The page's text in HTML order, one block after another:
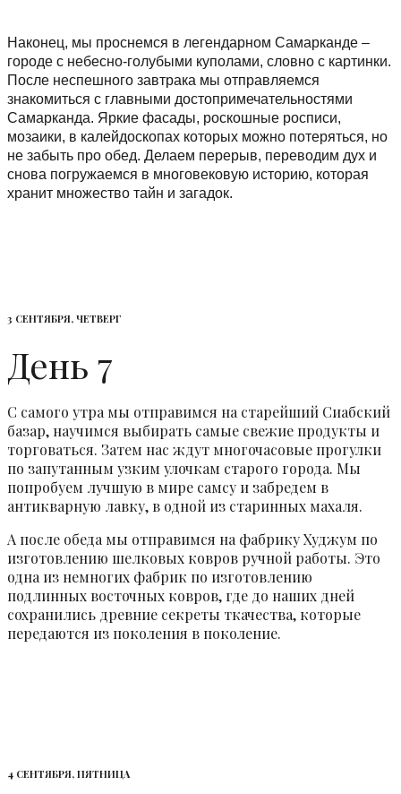
Наконец, мы проснемся в легендарном Самарканде –
городе с небесно-голубыми куполами, словно с картинки.
После неспешного завтрака мы отправляемся
знакомиться с главными достопримечательностями
Самарканда. Яркие фасады, роскошные росписи,
мозаики, в калейдоскопах которых можно потеряться, но
не забыть про обед. Делаем перерыв, переводим дух и
снова погружаемся в многовековую историю, которая
хранит множество тайн и загадок.
3 СЕНТЯБРЯ, ЧЕТВЕРГ
День 7
С самого утра мы отправимся на старейший Сиабский
базар, научимся выбирать самые свежие продукты и
торговаться. Затем нас ждут многочасовые прогулки
по запутанным узким улочкам старого города. Мы
попробуем лучшую в мире самсу и забредем в
антикварную лавку, в одной из старинных махаля.
А после обеда мы отправимся на фабрику Худжум по
изготовлению шелковых ковров ручной работы. Это
одна из немногих фабрик по изготовлению
подлинных восточных ковров, где до наших дней
сохранились древние секреты ткачества, которые
передаются из поколения в поколение.
4 СЕНТЯБРЯ, ПЯТНИЦА